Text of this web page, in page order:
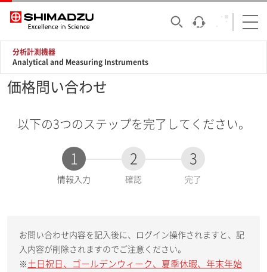
分析計測機器
Analytical and Measuring Instruments
価格問い合わせ
以下の3つのステップを完了してください。
1
現
情報入力
2
確認
3
完了
お問い合わせ内容を記入後に、ログイン操作されますと、記
入内容が削除されますのでご注意ください。
※ 土日祝日、ゴールデンウィーク、夏季休暇、年末年始